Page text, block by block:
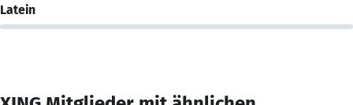
Latein